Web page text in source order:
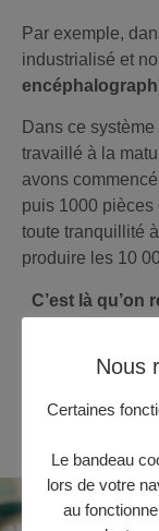
Par exemple,
industrialisé et
Dans ce
travaillé à la
avons
puis 1000 pièces
toute tranquillité
produire les 10
C’est là qu’on
De plus, cela
fabriquer en
évolutions et
Nous
Certaines
Le bandeau
lors de votre
au